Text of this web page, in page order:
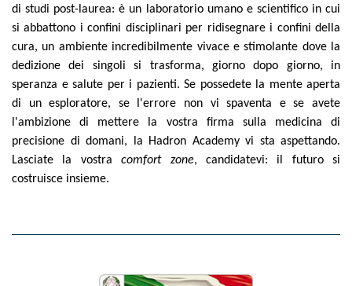
di studi post-laurea: è un laboratorio umano e scientifico in cui
si abbattono i confini disciplinari per ridisegnare i confini della
cura, un ambiente incredibilmente vivace e stimolante dove la
dedizione dei singoli si trasforma, giorno dopo giorno, in
speranza e salute per i pazienti. Se possedete la mente aperta
di un esploratore, se l'errore non vi spaventa e se avete
l'ambizione di mettere la vostra firma sulla medicina di
precisione di domani, la Hadron Academy vi sta aspettando.
Lasciate la vostracomfort zone, candidatevi: il futuro si
costruisce insieme.